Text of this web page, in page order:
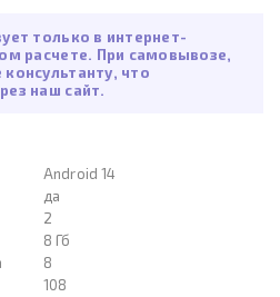
только в интернет-
расчете. При самовывозе,
что
наш сайт.
Android 14
да
2
8 Гб
8
108